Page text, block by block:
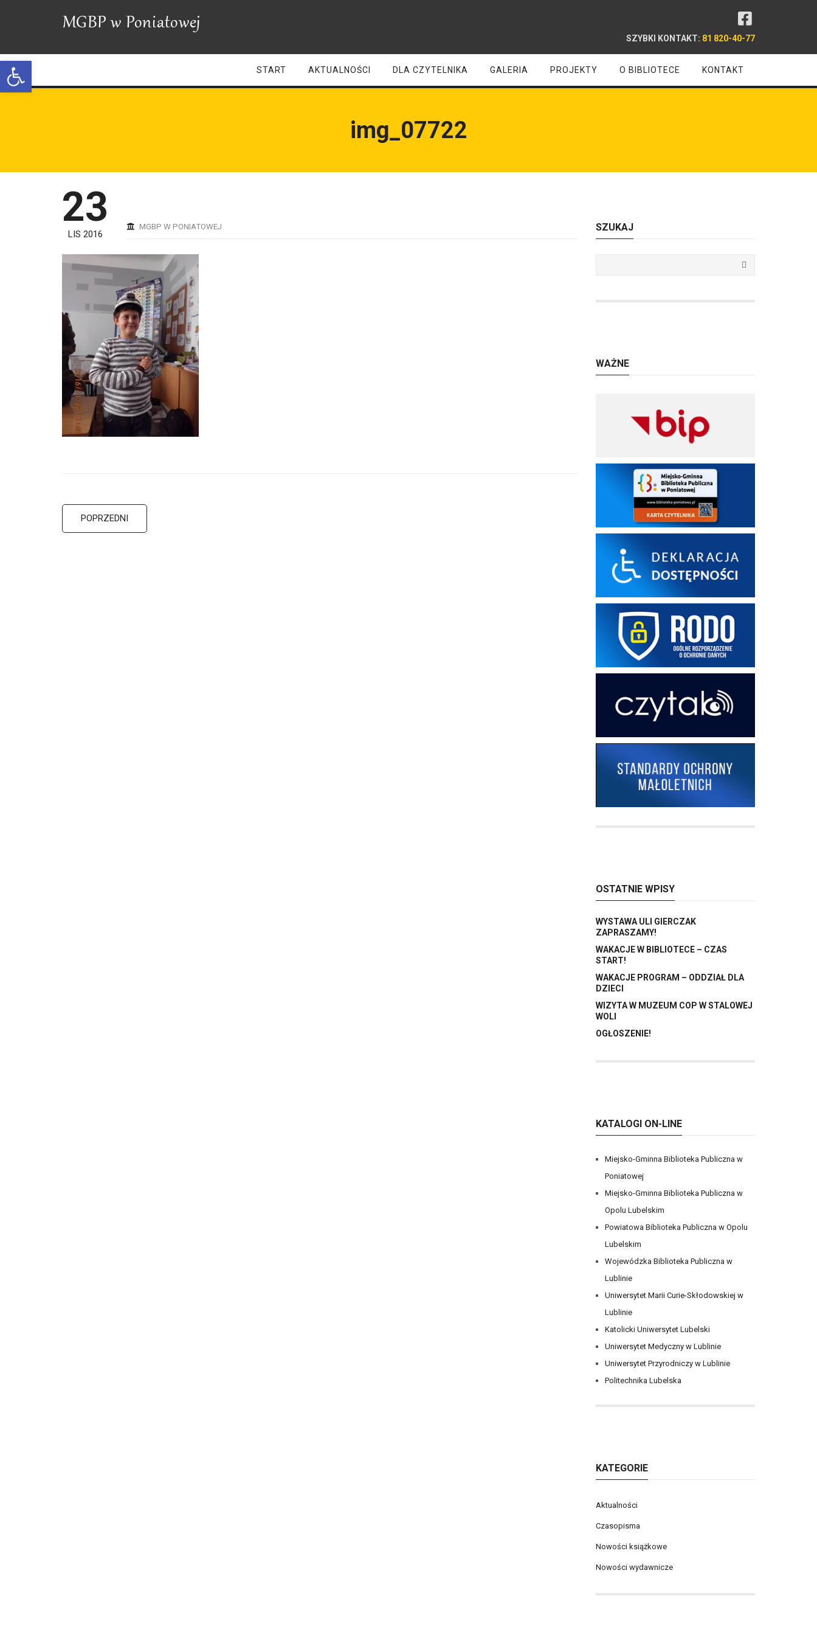
Open toolbar
SZYBKI KONTAKT: 81 820-40-77
START AKTUALNOŚCI DLA CZYTELNIKA GALERIA PROJEKTY O BIBLIOTECE KONTAKT
img_07722
23
LIS 2016
MGBP W PONIATOWEJ
POPRZEDNI
SZUKAJ
WAŻNE
OSTATNIE WPISY
WYSTAWA ULI GIERCZAK
ZAPRASZAMY!
WAKACJE W BIBLIOTECE – CZAS
START!
WAKACJE PROGRAM – ODDZIAŁ DLA
DZIECI
WIZYTA W MUZEUM COP W STALOWEJ
WOLI
OGŁOSZENIE!
KATALOGI ON-LINE
Miejsko-Gminna Biblioteka Publiczna w
Poniatowej
Miejsko-Gminna Biblioteka Publiczna w
Opolu Lubelskim
Powiatowa Biblioteka Publiczna w Opolu
Lubelskim
Wojewódzka Biblioteka Publiczna w
Lublinie
Uniwersytet Marii Curie-Skłodowskiej w
Lublinie
Katolicki Uniwersytet Lubelski
Uniwersytet Medyczny w Lublinie
Uniwersytet Przyrodniczy w Lublinie
Politechnika Lubelska
KATEGORIE
Aktualności
Czasopisma
Nowości książkowe
Nowości wydawnicze